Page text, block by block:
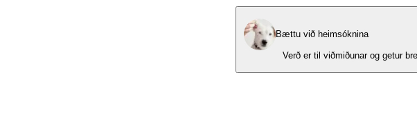
Bættu við heimsóknina
Verð er til viðmiðunar og getur